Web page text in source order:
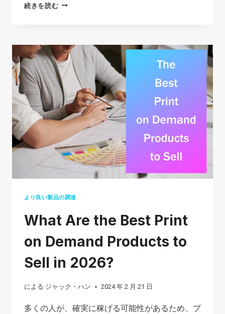
続きを読むTEMU
ど
ち
ら
が
優
れ
て
い
る
(正
直
レ
ュ
ー)
より良い製品の調達
What Are the Best Print
on Demand Products to
Sell in 2026?
による ジャック・ハン 2024 年 2 月 21 日
多くの人が、確実に稼げる可能性があるため、プ